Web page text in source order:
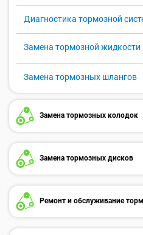
Диагностика тормозной
Замена тормозной жидкости
Замена тормозных шлангов
Замена тормозных колодок
Замена тормозных дисков
Ремонт и обслуживание